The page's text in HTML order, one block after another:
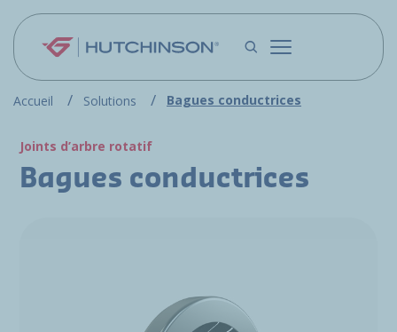
Aller au contenu principal
Accueil Solutions Bagues conductrices
Joints d’arbre rotatif
Bagues conductrices